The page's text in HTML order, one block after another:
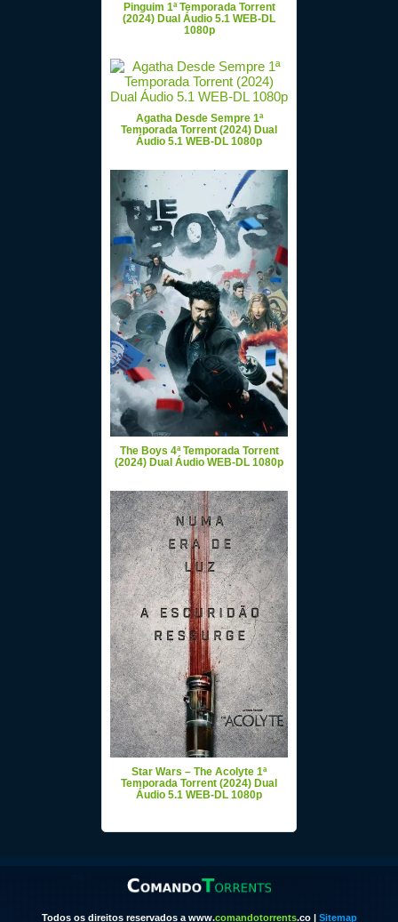
Pinguim 1ª Temporada Torrent
(2024) Dual Áudio 5.1 WEB-DL
1080p
Agatha Desde Sempre 1ª
Temporada Torrent (2024) Dual
Áudio 5.1 WEB-DL 1080p
The Boys 4ª Temporada Torrent
(2024) Dual Áudio WEB-DL 1080p
Star Wars – The Acolyte 1ª
Temporada Torrent (2024) Dual
Áudio 5.1 WEB-DL 1080p
Todos os direitos reservados a www.comandotorrents.co | Sitemap